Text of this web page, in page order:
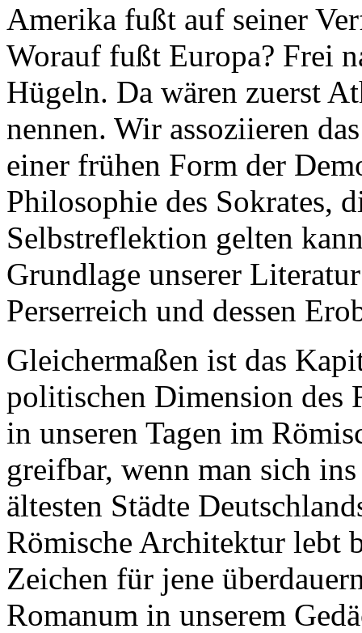
Amerika fußt auf seiner
Worauf fußt Europa? Frei
Hügeln. Da wären zuerst
nennen. Wir assoziieren
einer frühen Form der
Philosophie des Sokrates,
Selbstreflektion gelten
Grundlage unserer
Perserreich und dessen
Gleichermaßen ist das
politischen Dimension des
in unseren Tagen im
greifbar, wenn man sich
ältesten Städte
Römische Architektur lebt
Zeichen für jene
Romanum in unserem